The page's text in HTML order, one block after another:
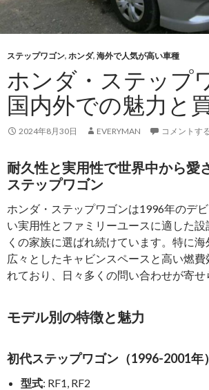
ステップワゴン, ホンダ, 海外で人気が高い車種
ホンダ・ステップ
国内外での魅力と
2024年8月30日 EVERYMAN コメントす
耐久性と実用性で世界中から愛
ステップワゴン
ホンダ・ステップワゴンは1996年のデ
い実用性とファミリーユースに適した
くの家族に選ばれ続けています。特に
広々としたキャビンスペースと高い燃費
れており、日々多くの問い合わせが寄せ
モデル別の特徴と魅力
初代ステップワゴン（1996-2001年）
型式: RF1, RF2